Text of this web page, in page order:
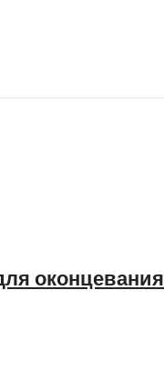
оконцевания